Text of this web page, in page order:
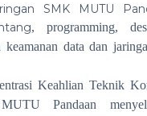
SMK MUTU
, programming,
keamanan data dan
Teknik
Pandaan